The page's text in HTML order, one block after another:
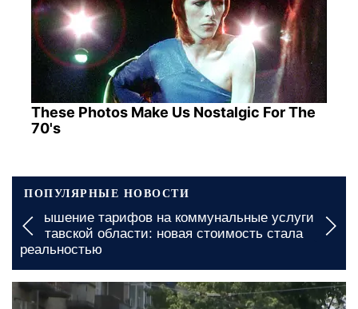
These Photos Make Us Nostalgic For The
70's
ПОПУЛЯРНЫЕ НОВОСТИ
Повышение тарифов на коммунальные услуги в
Полтавской области: новая стоимость стала
реальностью
вчера, 23:00